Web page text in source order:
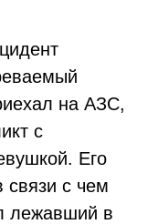
на АЗС,
с
Его
связи с чем
лежавший в